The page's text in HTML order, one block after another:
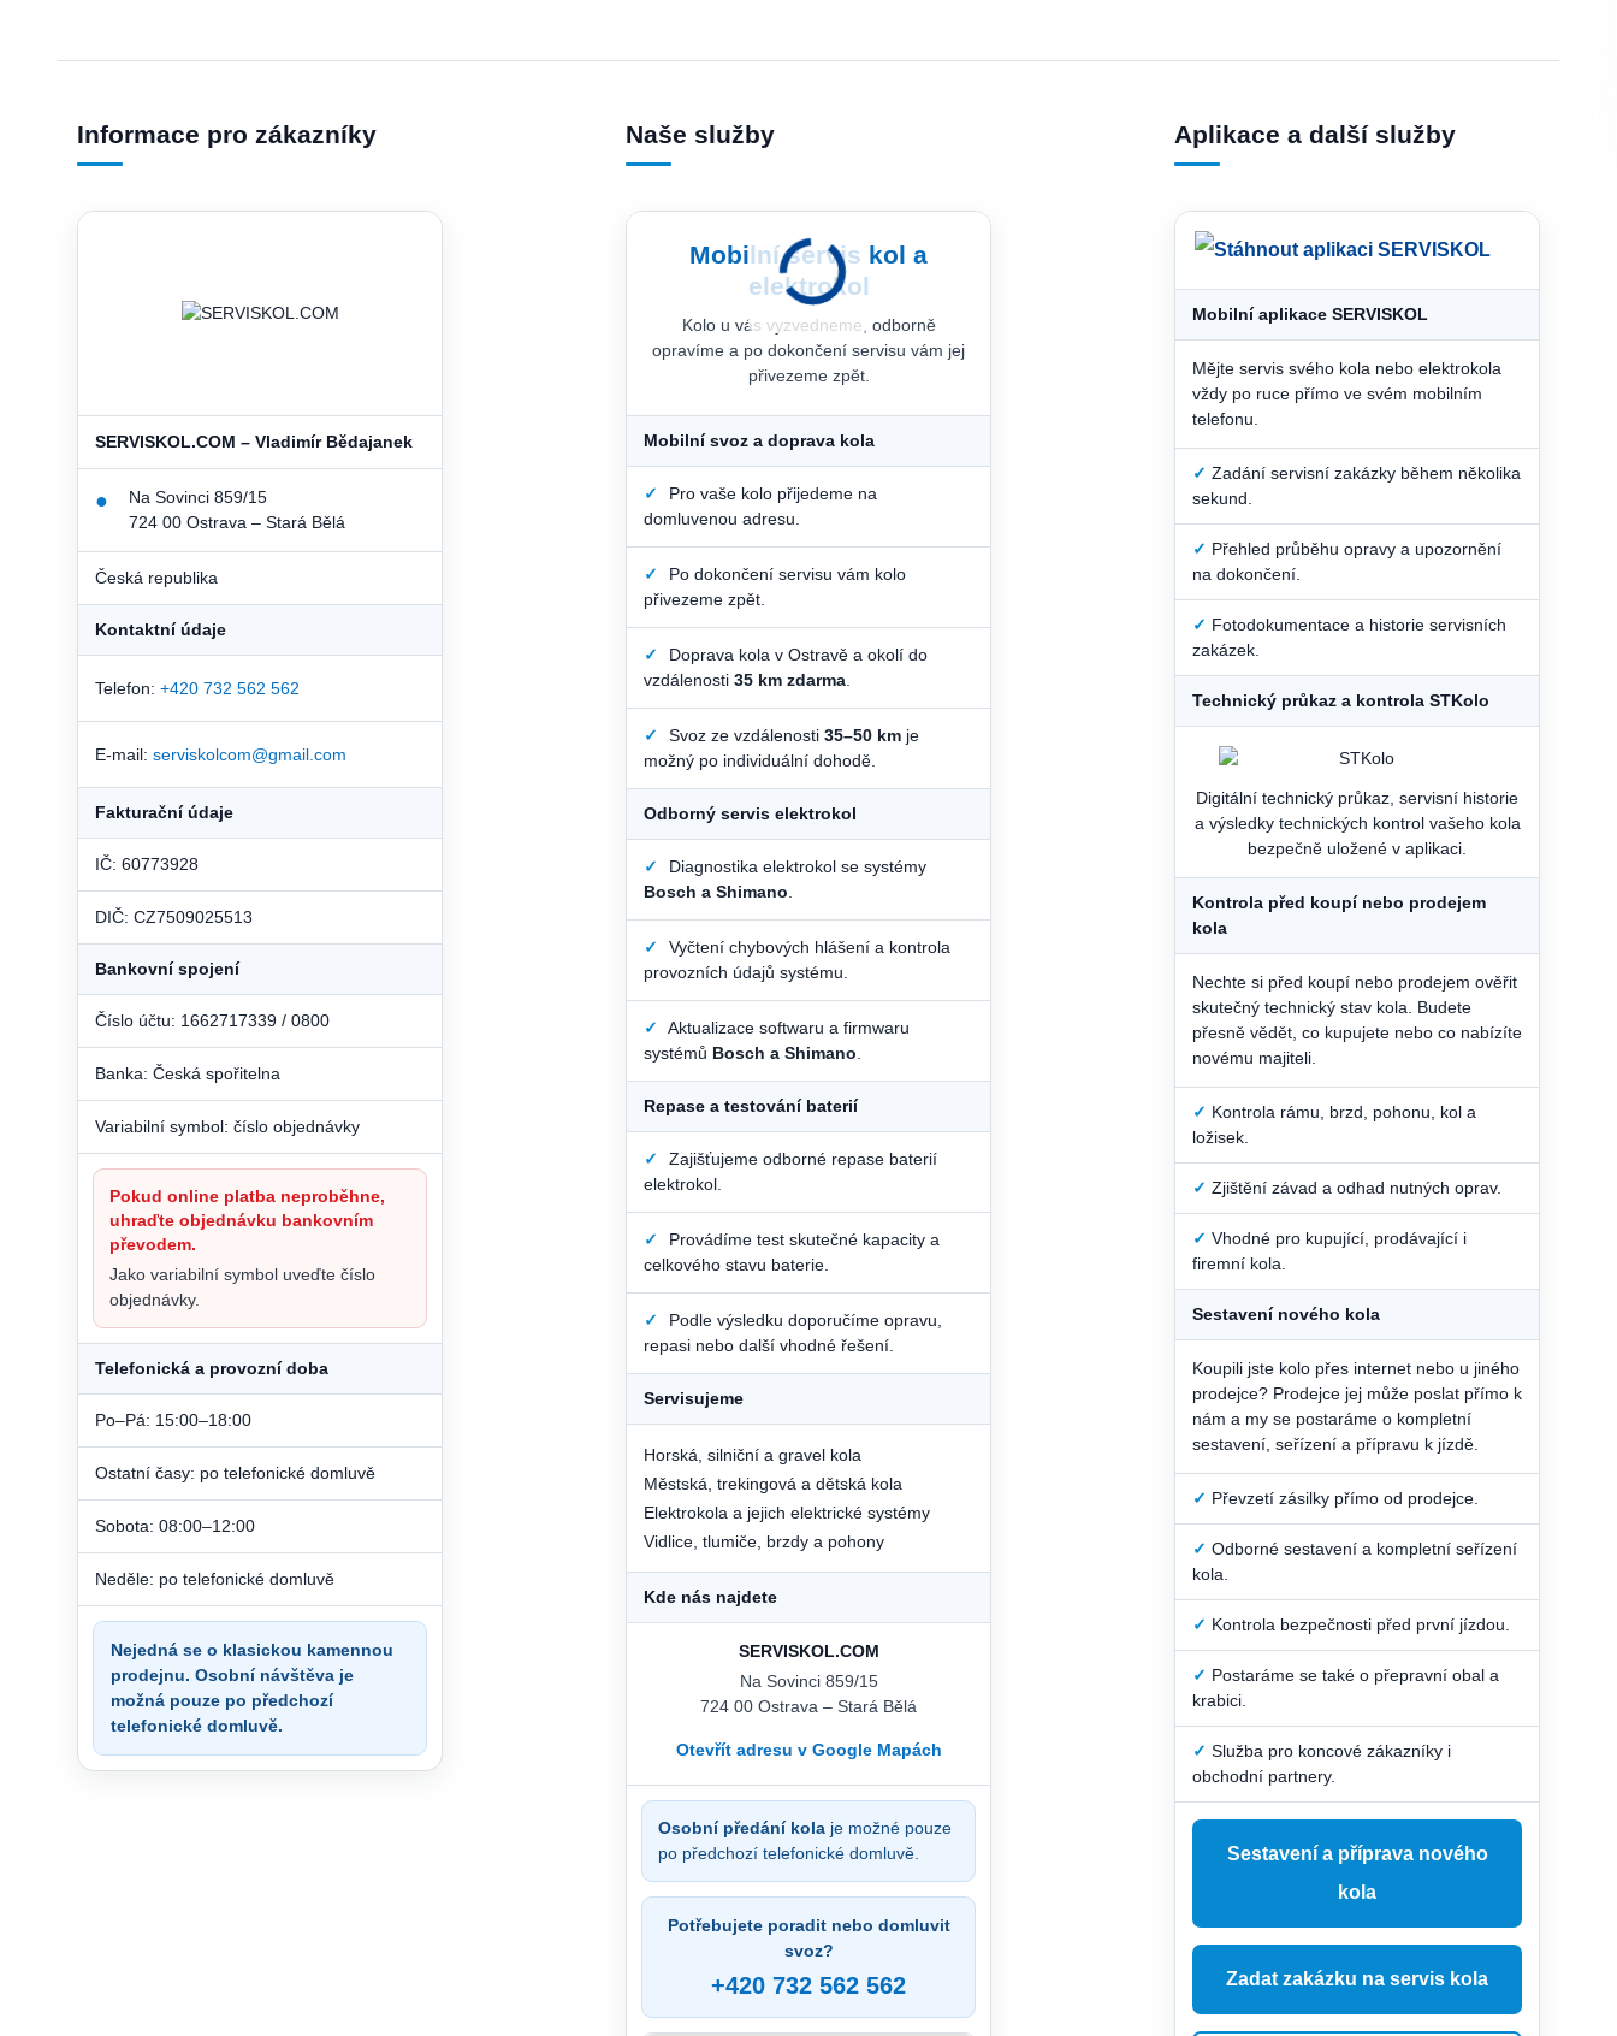
Informace pro zákazníky
SERVISKOL.COM – Vladimír Bědajanek
●
Na Sovinci 859/15
724 00 Ostrava – Stará Bělá
Česká republika
Kontaktní údaje
Telefon: +420 732 562 562
E-mail: serviskolcom@gmail.com
Fakturační údaje
IČ: 60773928
DIČ: CZ7509025513
Bankovní spojení
Číslo účtu: 1662717339 / 0800
Banka: Česká spořitelna
Variabilní symbol: číslo objednávky
Pokud online platba neproběhne,
uhraďte objednávku bankovním
převodem.
Jako variabilní symbol uveďte číslo
objednávky.
Telefonická a provozní doba
Po–Pá: 15:00–18:00
Ostatní časy: po telefonické domluvě
Sobota: 08:00–12:00
Neděle: po telefonické domluvě
Nejedná se o klasickou kamennou
prodejnu. Osobní návštěva je
možná pouze po předchozí
telefonické domluvě.
Naše služby
Mobilní servis kol a
elektrokol
Kolo u vás vyzvedneme, odborně
opravíme a po dokončení servisu vám jej
přivezeme zpět.
Mobilní svoz a doprava kola
✓
Pro vaše kolo přijedeme na
domluvenou adresu.
✓
Po dokončení servisu vám kolo
přivezeme zpět.
✓
Doprava kola v Ostravě a okolí do
vzdálenosti 35 km zdarma.
✓ Svoz ze vzdálenosti 35–50 km je
možný po individuální dohodě.
Odborný servis elektrokol
✓
Diagnostika elektrokol se systémy
Bosch a Shimano.
✓
Vyčtení chybových hlášení a kontrola
provozních údajů systému.
✓
Aktualizace softwaru a firmwaru
systémů Bosch a Shimano.
Repase a testování baterií
✓
Zajišťujeme odborné repase baterií
elektrokol.
✓
Provádíme test skutečné kapacity a
celkového stavu baterie.
✓
Podle výsledku doporučíme opravu,
repasi nebo další vhodné řešení.
Servisujeme
Horská, silniční a gravel kola
Městská, trekingová a dětská kola
Elektrokola a jejich elektrické systémy
Vidlice, tlumiče, brzdy a pohony
Kde nás najdete
SERVISKOL.COM
Na Sovinci 859/15
724 00 Ostrava – Stará Bělá
Otevřít adresu v Google Mapách
Osobní předání kola je možné pouze
po předchozí telefonické domluvě.
Potřebujete poradit nebo domluvit
svoz?
+420 732 562 562
Aplikace a další služby
Mobilní aplikace SERVISKOL
Mějte servis svého kola nebo elektrokola
vždy po ruce přímo ve svém mobilním
telefonu.
✓ Zadání servisní zakázky během několika
sekund.
✓ Přehled průběhu opravy a upozornění
na dokončení.
✓ Fotodokumentace a historie servisních
zakázek.
Technický průkaz a kontrola STKolo
Digitální technický průkaz, servisní historie
a výsledky technických kontrol vašeho kola
bezpečně uložené v aplikaci.
Kontrola před koupí nebo prodejem
kola
Nechte si před koupí nebo prodejem ověřit
skutečný technický stav kola. Budete
přesně vědět, co kupujete nebo co nabízíte
novému majiteli.
✓ Kontrola rámu, brzd, pohonu, kol a
ložisek.
✓ Zjištění závad a odhad nutných oprav.
✓ Vhodné pro kupující, prodávající i
firemní kola.
Sestavení nového kola
Koupili jste kolo přes internet nebo u jiného
prodejce? Prodejce jej může poslat přímo k
nám a my se postaráme o kompletní
sestavení, seřízení a přípravu k jízdě.
✓ Převzetí zásilky přímo od prodejce.
✓ Odborné sestavení a kompletní seřízení
kola.
✓ Kontrola bezpečnosti před první jízdou.
✓ Postaráme se také o přepravní obal a
krabici.
✓ Služba pro koncové zákazníky i
obchodní partnery.
Sestavení a příprava nového
kola
Zadat zakázku na servis kola